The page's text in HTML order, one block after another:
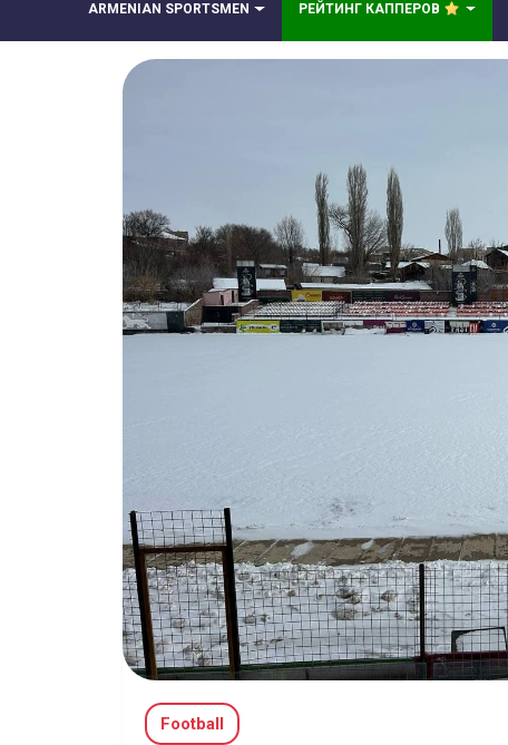
ARMENIAN SPORTSMEN РЕЙТИНГ КАППЕРОВ
Football